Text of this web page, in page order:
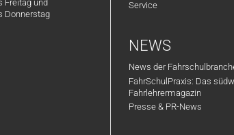
Freitag und
Donnerstag
Service
NEWS
News der
FahrSchulPraxis: Das
Fahrlehrermagazin
Presse & PR-News